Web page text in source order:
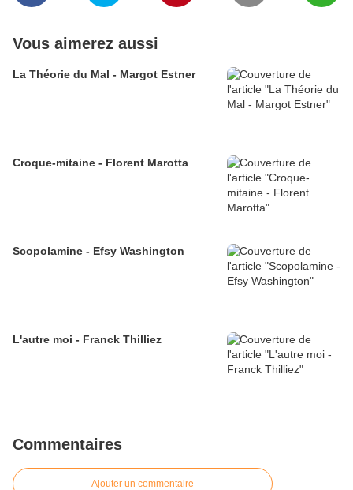
Vous aimerez aussi
La Théorie du Mal - Margot Estner
Croque-mitaine - Florent Marotta
Scopolamine - Efsy Washington
L'autre moi - Franck Thilliez
Commentaires
Ajouter un commentaire